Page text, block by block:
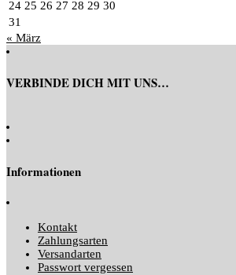
24 25 26 27 28 29 30
31
« März
VERBINDE DICH MIT UNS…
Informationen
Kontakt
Zahlungsarten
Versandarten
Passwort vergessen